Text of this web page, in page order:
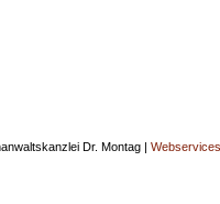
Dr. Montag |